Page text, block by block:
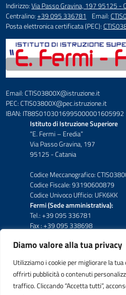
Diamo valore alla tua privacy
Utilizziamo i cookie per migliorare la
offrirti pubblicità o contenuti
traffico. Cliccando “Accetta tutti”,
Indirizzo:Via Passo Gravina, 197 95125 -
Centralino:+39 095 336781 Email:
Posta elettronica certificata (PEC):
Email: CTIS03800X@istruzione.it
PEC: CTIS03800X@pec.istruzione.it
IBAN: IT88S0103016995000001605992
Istituto di Istruzione Superiore
“E. Fermi – Eredia”
Via Passo Gravina, 197
95125 - Catania
Codice Meccanografico:
Codice Fiscale: 93190600879
Codice Univoco Ufficio: UFK6KK
Fermi (Sede amministrativa):
Tel.: +39 095 336781
Fax : +39 095 338698
Eredia-Deodato:
Tel.: +39 095 6136206
Fax : +39 095 330503